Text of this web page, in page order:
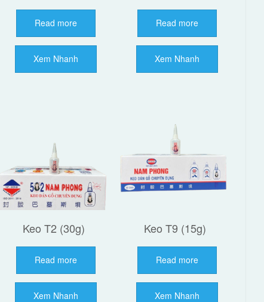
Read more
Xem Nhanh
Read more
Xem Nhanh
Keo T2 (30g)
Read more
Xem Nhanh
Keo T9 (15g)
Read more
Xem Nhanh